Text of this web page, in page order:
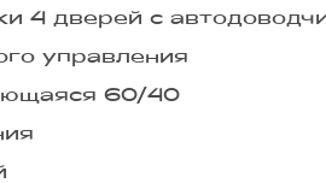
4 дверей с
управления
60/40